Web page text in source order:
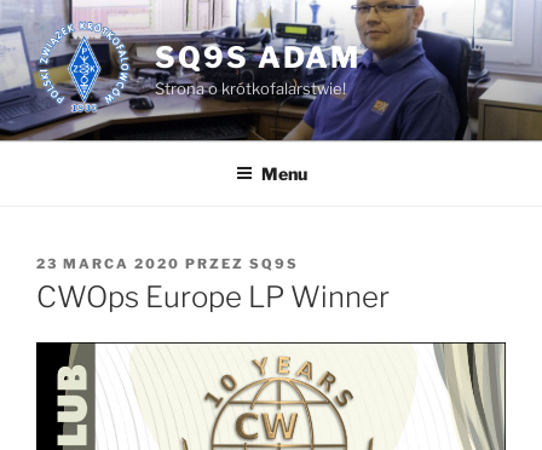
Przejdź
do
treści
SQ9S ADAM
Strona o krótkofalarstwie!
Menu
OPUBLIKOWANE
W
23 MARCA 2020 PRZEZ SQ9S
CWOps Europe LP Winner